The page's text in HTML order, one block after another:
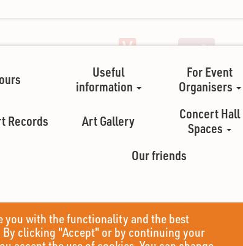
you with the functionality and the best
clicking "Accept" or by continuing your
Useful
information
For Event
Organisers
Records Art Gallery
Concert Hall
Spaces
Our friends